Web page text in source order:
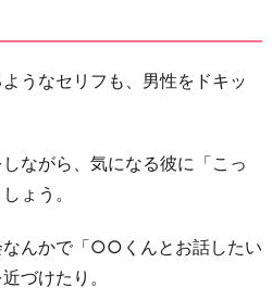
うなセリフも、男性をドキッ
ながら、気になる彼に「こっ
ょう。
なんかで「○○くんとお話したい
づけたり。